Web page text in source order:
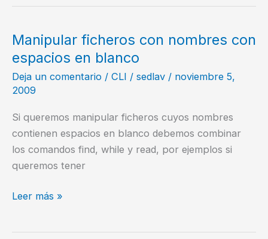
ejemplos
prácticos
Manipular ficheros con nombres con
espacios en blanco
Deja un comentario / CLI / sedlav / noviembre 5,
2009
Si queremos manipular ficheros cuyos nombres
contienen espacios en blanco debemos combinar
los comandos find, while y read, por ejemplos si
queremos tener
Manipular
Leer más »